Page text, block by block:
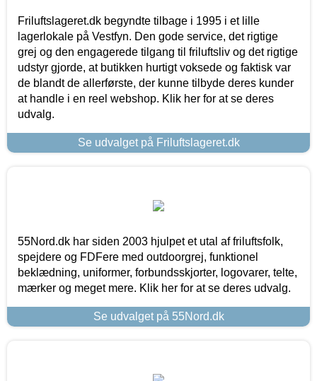
Friluftslageret.dk begyndte tilbage i 1995 i et lille
lagerlokale på Vestfyn. Den gode service, det rigtige
grej og den engagerede tilgang til friluftsliv og det rigtige
udstyr gjorde, at butikken hurtigt voksede og faktisk var
de blandt de allerførste, der kunne tilbyde deres kunder
at handle i en reel webshop. Klik her for at se deres
udvalg.
Se udvalget på Friluftslageret.dk
55Nord.dk har siden 2003 hjulpet et utal af friluftsfolk,
spejdere og FDFere med outdoorgrej, funktionel
beklædning, uniformer, forbundsskjorter, logovarer, telte,
mærker og meget mere. Klik her for at se deres udvalg.
Se udvalget på 55Nord.dk